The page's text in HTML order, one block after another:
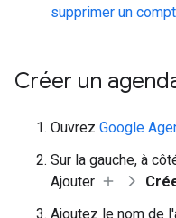
supprimer un
Créer un
Ouvrez Google
Sur la gauche, à
Ajouter
Ajoutez le nom de